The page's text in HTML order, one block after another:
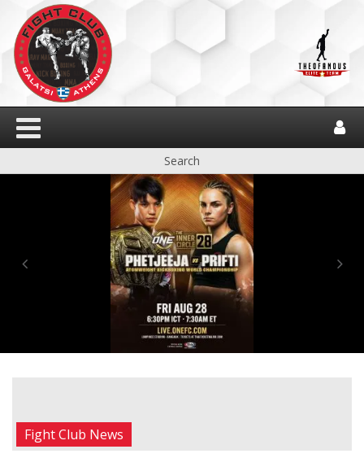
Η Αντωνία
Πρίφτη στο
Fight Club News